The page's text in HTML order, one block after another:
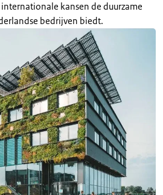
kansen de duurzame
bedrijven biedt.